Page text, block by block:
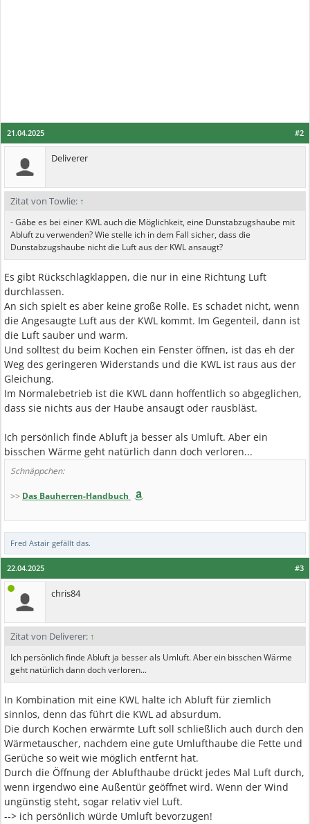
#2
21.04.2025
Deliverer
Zitat von Towlie: ↑
- Gäbe es bei einer KWL auch die Möglichkeit, eine Dunstabzugshaube mit
Abluft zu verwenden? Wie stelle ich in dem Fall sicher, dass die
Dunstabzugshaube nicht die Luft aus der KWL ansaugt?
Es gibt Rückschlagklappen, die nur in eine Richtung Luft
durchlassen.
An sich spielt es aber keine große Rolle. Es schadet nicht, wenn
die Angesaugte Luft aus der KWL kommt. Im Gegenteil, dann ist
die Luft sauber und warm.
Und solltest du beim Kochen ein Fenster öffnen, ist das eh der
Weg des geringeren Widerstands und die KWL ist raus aus der
Gleichung.
Im Normalebetrieb ist die KWL dann hoffentlich so abgeglichen,
dass sie nichts aus der Haube ansaugt oder rausbläst.
Ich persönlich finde Abluft ja besser als Umluft. Aber ein
bisschen Wärme geht natürlich dann doch verloren...
Schnäppchen:
>> Das Bauherren-Handbuch
Fred Astair gefällt das.
#3
22.04.2025
chris84
Zitat von Deliverer: ↑
Ich persönlich finde Abluft ja besser als Umluft. Aber ein bisschen Wärme
geht natürlich dann doch verloren...
In Kombination mit eine KWL halte ich Abluft für ziemlich
sinnlos, denn das führt die KWL ad absurdum.
Die durch Kochen erwärmte Luft soll schließlich auch durch den
Wärmetauscher, nachdem eine gute Umlufthaube die Fette und
Gerüche so weit wie möglich entfernt hat.
Durch die Öffnung der Ablufthaube drückt jedes Mal Luft durch,
wenn irgendwo eine Außentür geöffnet wird. Wenn der Wind
ungünstig steht, sogar relativ viel Luft.
--> ich persönlich würde Umluft bevorzugen!